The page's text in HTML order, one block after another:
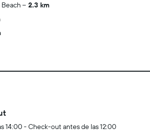
2.3 km
14:00 - Check-out antes de las 12:00